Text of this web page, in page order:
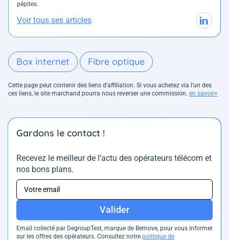
pépites.
Voir tous ses articles
Box internet Fibre optique
Cette page peut contenir des liens d’affiliation. Si vous achetez via l'un des
ces liens, le site marchand pourra nous reverser une commission. en savoir+
Gardons le contact !
Recevez le meilleur de l’actu des opérateurs télécom et
nos bons plans.
Valider
Email collecté par DegroupTest, marque de Bemove, pour vous informer
sur les offres des opérateurs. Consultez notre politique de